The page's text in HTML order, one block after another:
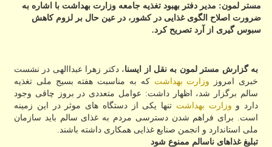
مستر لمون: مدیر دفتر بهبود تغذیه جامعه وزارت بهداشت با اشاره به
ضرورت اصلاح الگوی غذایی در كشور، در عین حال بر لزوم كاهش
سبوس گیری از آرد تصریح كرد.
به گزارش مستر لمون به نقل از ایسنا، دكتر زهرا عبداالهی در نشست
خبری امروز وزارت بهداشت كه به مناسبت هفته بسیج ملی تغذیه
سالم برگزار شد، اظهار داشت: عوامل متعددی در بروز چاقی وجود
دارد و وزارت بهداشت تنها یكی از دستگاه های موثر در این زمینه
است. برای فراهم شدن دسترسی مردم به غذای سالم باید سازمان
ملی استاندارد و انجمن صنایع غذایی همكاری داشته باشند.
تبلیغ غذاهای ناسالم ممنوع شود